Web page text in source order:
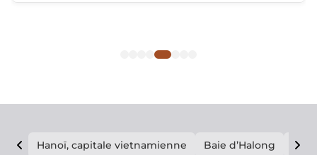
Hanoï, capitale vietnamienne Baie d’Halong E